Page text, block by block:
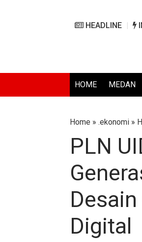
HEADLINE
HOME MEDAN
Home » .ekonomi »
PLN
Digital